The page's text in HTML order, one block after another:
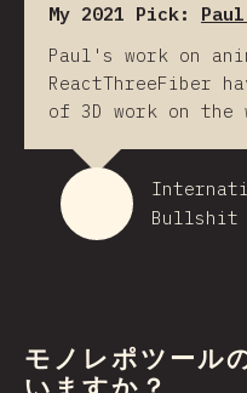
My 2021 Pick:
Paul's work on
ReactThreeFiber
of 3D work on the
Bullshit
モノレポツール